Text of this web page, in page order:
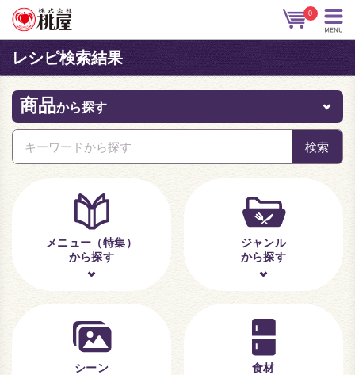
0
レシピ検索結果
商品から探す
メニュー（特集）
から探す
ジャンル
から探す
シーン
食材